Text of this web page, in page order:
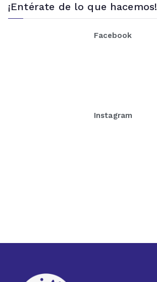
¡Entérate de lo que hacemos!
Facebook
Instagram